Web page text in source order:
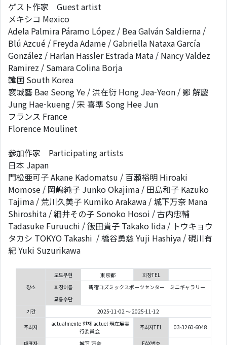
ゲスト作家 Guest artist
メキシコ Mexico
Adela Palmira Páramo López / Bea Galván Saldierna /
Blú Azcué / Freyda Adame / Gabriella Nataxa García
González / Harlan Hassler Estrada Mata / Nancy Valdez
Ramirez / Samara Colina Borja
韓国 South Korea
裵城藝 Bae Seong Ye / 洪在衍 Hong Jea-Yeon / 鄭 解慶
Jung Hae-kueng / 宋 喜準 Song Hee Jun
フランス France
Florence Moulinet
参加作家 Participating artists
日本 Japan
門松亜可子 Akane Kadomatsu / 百瀬裕明 Hiroaki
Momose / 岡嶋純子 Junko Okajima / 田島和子 Kazuko
Tajima / 荒川久美子 Kumiko Arakawa / 城下万奈 Mana
Shiroshita / 細井その子 Sonoko Hosoi / 古内忠輔
Tadasuke Furuuchi / 飯田貴子 Takako lida / トウキョウ
タカシ TOKYO Takashi / 橋谷勇慈 Yuji Hashiya / 硯川有
紀 Yuki Suzurikawa
장소
도도부현 東京都
회장TEL
회장이름
新宿コズミックスポーツセンター ミニギャラリー
교통수단
기간
2025-11-02 ～ 2025-11-12
주최자
actualmente 현재 actuel 現在展実
行委員会
주최자TEL 03-3260-6048
대표자 城下 万奈 FAX번호